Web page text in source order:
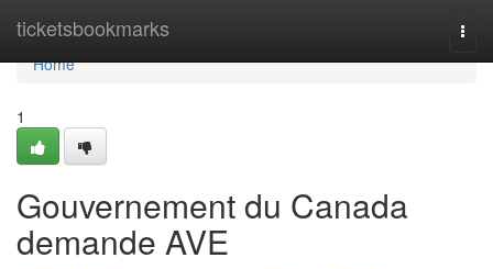
ticketsbookmarks
Home
Home
1
Gouvernement du Canada
demande AVE